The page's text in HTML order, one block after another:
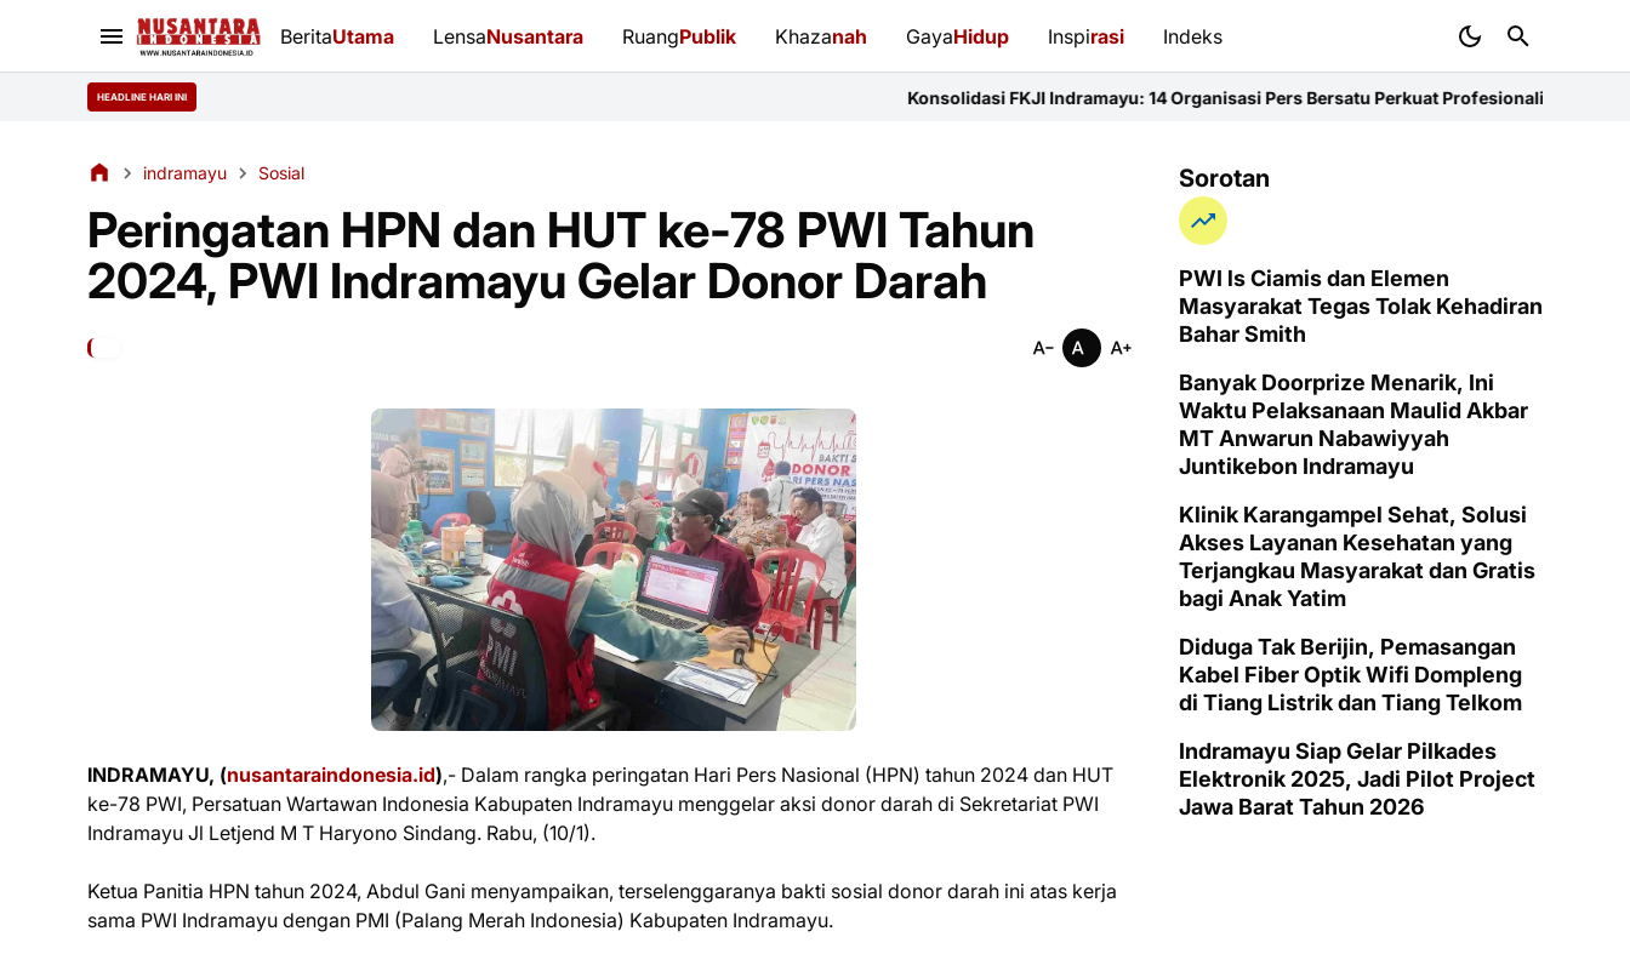
BeritaUtama LensaNusantara RuangPublik Khazanah GayaHidup Inspirasi Indeks
HEADLINE HARI INI Konsolidasi FKJI Indramayu: 14 Organisasi Pers Bersatu Perkuat Profesionalisme dan KEJDiduga Sunat
indramayu Sosial
Peringatan HPN dan HUT ke-78 PWI Tahun
2024, PWI Indramayu Gelar Donor Darah
INDRAMAYU, (nusantaraindonesia.id),- Dalam rangka peringatan Hari Pers Nasional (HPN) tahun 2024 dan HUT
ke-78 PWI, Persatuan Wartawan Indonesia Kabupaten Indramayu menggelar aksi donor darah di Sekretariat PWI
Indramayu Jl Letjend M T Haryono Sindang. Rabu, (10/1).
Ketua Panitia HPN tahun 2024, Abdul Gani menyampaikan, terselenggaranya bakti sosial donor darah ini atas kerja
sama PWI Indramayu dengan PMI (Palang Merah Indonesia) Kabupaten Indramayu.
Sorotan
PWI ls Ciamis dan Elemen
Masyarakat Tegas Tolak Kehadiran
Bahar Smith
Banyak Doorprize Menarik, Ini
Waktu Pelaksanaan Maulid Akbar
MT Anwarun Nabawiyyah
Juntikebon Indramayu
Klinik Karangampel Sehat, Solusi
Akses Layanan Kesehatan yang
Terjangkau Masyarakat dan Gratis
bagi Anak Yatim
Diduga Tak Berijin, Pemasangan
Kabel Fiber Optik Wifi Dompleng
di Tiang Listrik dan Tiang Telkom
Indramayu Siap Gelar Pilkades
Elektronik 2025, Jadi Pilot Project
Jawa Barat Tahun 2026